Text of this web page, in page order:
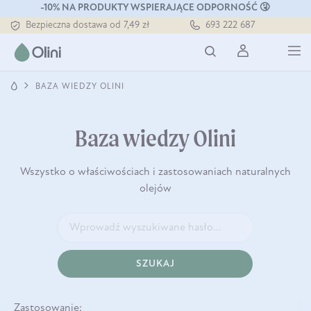
-10% NA PRODUKTY WSPIERAJĄCE ODPORNOŚĆ 🤧
Tłoczony zawsze na zimno
Bezpieczna dostawa od 7,49 zł
Tłoczony zawsze na zimno
693 222 687
BAZA WIEDZY OLINI
Baza wiedzy Olini
Wszystko o właściwościach i zastosowaniach naturalnych
olejów
SZUKAJ
Zastosowanie: